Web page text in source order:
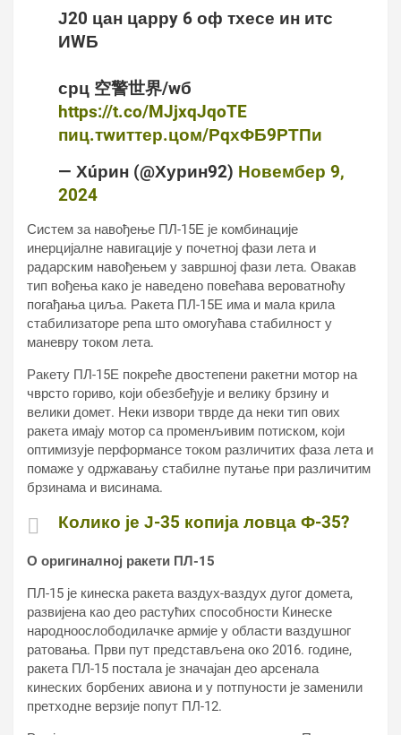
Ј20 цан царрy 6 оф тхесе ин итс
ИWБ
срц 空警世界/wб
https://t.co/MJjxqJqoTE
пиц.тwиттер.цом/РqхФБ9РТПи
— Хúрин (@Хурин92) Новембер 9,
2024
Систем за навођење ПЛ-15Е је комбинације
инерцијалне навигације у почетној фази лета и
радарским навођењем у завршној фази лета. Овакав
тип вођења како је наведено повећава вероватноћу
погађања циља. Ракета ПЛ-15Е има и мала крила
стабилизаторе репа што омогућава стабилност у
маневру током лета.
Ракету ПЛ-15Е покреће двостепени ракетни мотор на
чврсто гориво, који обезбеђује и велику брзину и
велики домет. Неки извори тврде да неки тип ових
ракета имају мотор са променљивим потиском, који
оптимизује перформансе током различитих фаза лета и
помаже у одржавању стабилне путање при различитим
брзинама и висинама.
Колико је Ј-35 копија ловца Ф-35?
О оригиналној ракети ПЛ-15
ПЛ-15 је кинеска ракета ваздух-ваздух дугог домета,
развијена као део растућих способности Кинеске
народноослободилачке армије у области ваздушног
ратовања. Први пут представљена око 2016. године,
ракета ПЛ-15 постала је значајан део арсенала
кинеских борбених авиона и у потпуности је заменили
претходне верзије попут ПЛ-12.